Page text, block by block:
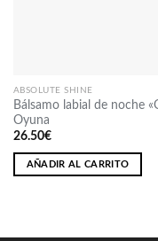
ABSOLUTE SHINE
Bálsamo labial de noche
Oyuna
26.50€
AÑADIR AL CARRITO